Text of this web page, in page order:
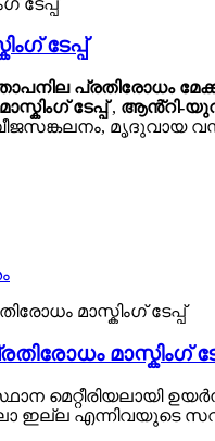
ടേപ്പ്
പ്രതിരോധം
ടേപ്പ്, ആൻ്റി-യുവി
മൃദുവായ
മാസ്കിംഗ്
മെറ്റീരിയലായി
ഇല്ല എന്നിവയുടെ